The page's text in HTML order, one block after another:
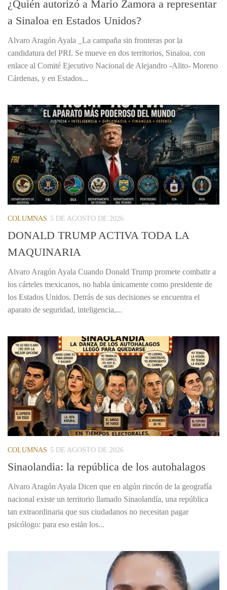
¿Quién autorizó a Mario Zamora a representar
a Sinaloa en Estados Unidos?
Alvaro Aragón Ayala _La campaña sin fronteras por la
candidatura del PRI. Se mueve en dos territorios, Sinaloa, con
enlace al Comité Ejecutivo Nacional de Alejandro -Alito- Moreno
Cárdenas, y en Estados...
COLUMNAS 5 DE AGOSTO DE 2026
DONALD TRUMP ACTIVA TODA LA
MAQUINARIA
Alvaro Aragón Ayala Cuando Donald Trump promete combatir a
los cárteles mexicanos, no habla únicamente como presidente de
los Estados Unidos. Detrás de sus decisiones se encuentra el
aparato de seguridad, inteligencia,...
COLUMNAS 5 DE AGOSTO DE 2026
Sinaolandia: la república de los autohalagos
Alvaro Aragón Ayala Dicen que en algún rincón de la geografía
nacional existe un territorio llamado Sinaolandía, una república
tan extraordinaria que sus ciudadanos no necesitan pagar
psicólogo: para eso están los...